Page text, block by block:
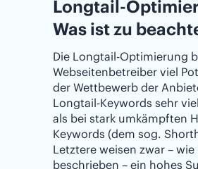
Longtail-
Was ist zu
Die Longtail-Optimierung
Webseitenbetreiber viel
der Wettbewerb der
Longtail-Keywords sehr
als bei stark umkämpften
Keywords (dem sog.
Letztere weisen zwar – wie
beschrieben – ein hohes